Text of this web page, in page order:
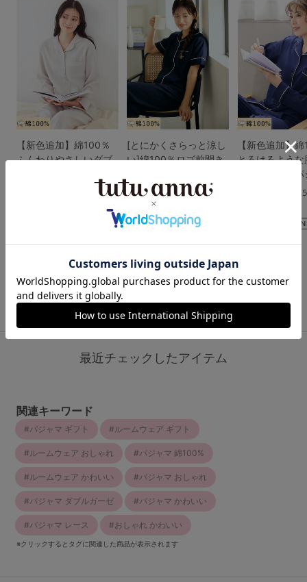
【新色追加】綿100％
ふんわりやさしいダブ
(税込)
[とにかくさらっと涼し
い]綿100％ロゴ前開き
ャマ
（85件）
【新色追加】
とろけるような
のリラックス
4.5
ランキングをもっと見る
最近チェックしたアイテム
関連キーワード
パジャマ ギフト ルームウェア ギフト
ルームウェア おしゃれ パジャマ 綿100%
ルームウェア かわいい パジャマ おしゃれ
パジャマ ダブルガーゼ パジャマ かわいい
パジャマ レース おしゃれ かわいい
※クリックするとタグに関連した商品が表示されます